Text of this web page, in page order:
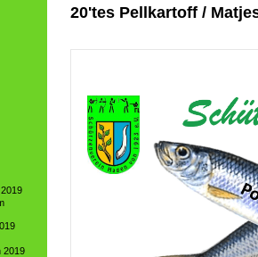
2019
20'tes Pellkartoff /